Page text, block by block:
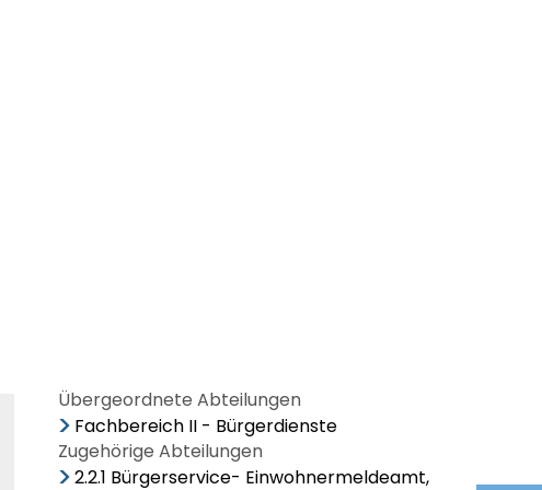
Übergeordnete Abteilungen
Fachbereich II - Bürgerdienste
Zugehörige Abteilungen
2.2.1 Bürgerservice- Einwohnermeldeamt,